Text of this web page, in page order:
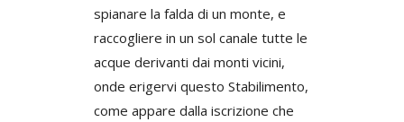
spianare la falda di un monte, e
raccogliere in un sol canale tutte le
acque derivanti dai monti vicini,
onde erigervi questo Stabilimento,
come appare dalla iscrizione che